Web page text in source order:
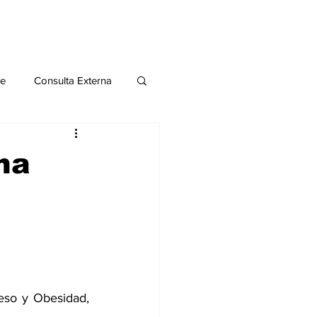
Consulta Externa
Publicaciones
y Obesidad,